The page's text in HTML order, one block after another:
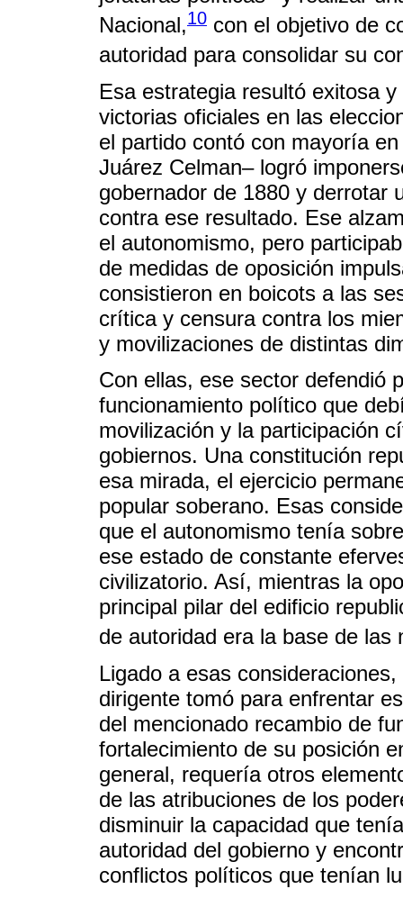
Nacional,10 con el objetivo de
autoridad para consolidar su
Esa estrategia resultó exitosa
victorias oficiales en las
el partido contó con mayoría
Juárez Celman– logró
gobernador de 1880 y derrotar
contra ese resultado. Ese
el autonomismo, pero
de medidas de oposición
consistieron en boicots a las
crítica y censura contra los
y movilizaciones de distintas
Con ellas, ese sector defendió
funcionamiento político que
movilización y la participación
gobiernos. Una constitución
esa mirada, el ejercicio
popular soberano. Esas
que el autonomismo tenía
ese estado de constante
civilizatorio. Así, mientras la
principal pilar del edificio
de autoridad era la base de las
Ligado a esas
dirigente tomó para enfrentar
del mencionado recambio de
fortalecimiento de su posición
general, requería otros
de las atribuciones de los
disminuir la capacidad que
autoridad del gobierno y
conflictos políticos que tenían